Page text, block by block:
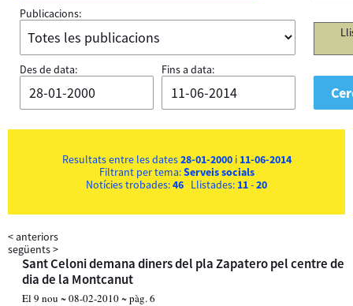
Publicacions:
Des de data: Fins a data:
Resultats entre les dates28-01-2000i 11-06-2014
Filtrant per tema:Serveis socials
Notícies trobades:46 Llistades: 11-20
<anteriors
següents>
Sant Celoni demana diners del pla Zapatero pel centre de
dia de la Montcanut
El 9 nou ~ 08-02-2010 ~ pàg. 6